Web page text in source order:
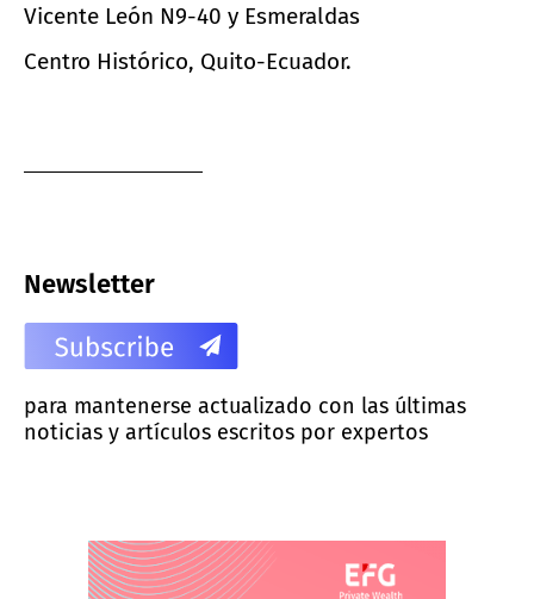
Vicente León N9-40 y Esmeraldas
Centro Histórico, Quito-Ecuador.
Newsletter
para mantenerse actualizado con las últimas
noticias y artículos escritos por expertos